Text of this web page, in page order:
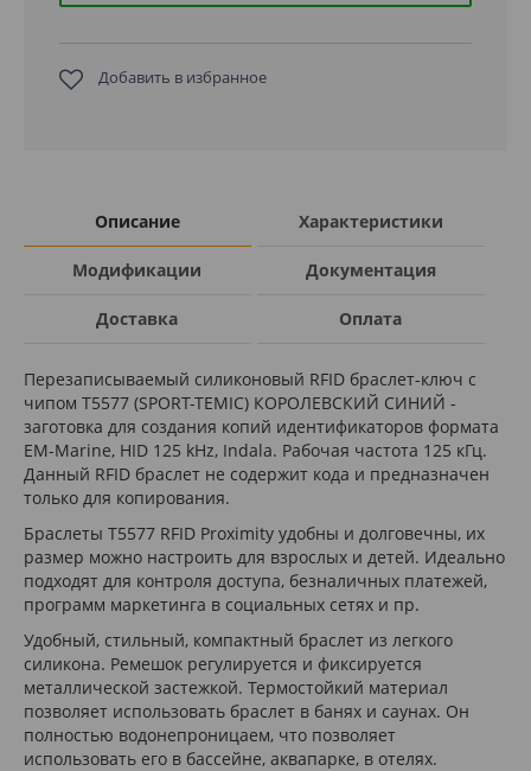
Добавить в избранное
Описание Характеристики
Модификации Документация
Доставка Оплата
Перезаписываемый силиконовый RFID браслет-ключ с
чипом T5577 (SPORT-TEMIC) КОРОЛЕВСКИЙ СИНИЙ -
заготовка для создания копий идентификаторов формата
EM-Marine, HID 125 kHz, Indala. Рабочая частота 125 кГц.
Данный RFID браслет не содержит кода и предназначен
только для копирования.
Браслеты T5577 RFID Proximity удобны и долговечны, их
размер можно настроить для взрослых и детей. Идеально
подходят для контроля доступа, безналичных платежей,
программ маркетинга в социальных сетях и пр.
Удобный, стильный, компактный браслет из легкого
силикона. Ремешок регулируется и фиксируется
металлической застежкой. Термостойкий материал
позволяет использовать браслет в банях и саунах. Он
полностью водонепроницаем, что позволяет
использовать его в бассейне, аквапарке, в отелях.